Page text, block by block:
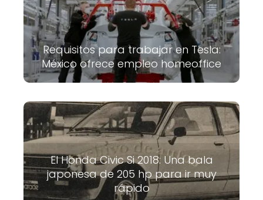
Requisitos para trabajar en Tesla:
México ofrece empleo homeoffice
El Honda Civic Si 2018: Una bala
japonesa de 205 hp para ir muy
rápido